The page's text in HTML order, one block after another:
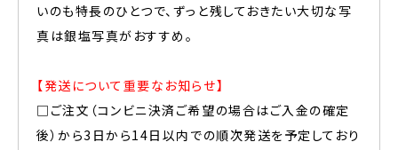
いのも特長のひとつで、ずっと残しておきたい大切な写
真は銀塩写真がおすすめ。
【発送について重要なお知らせ】
□ご注文（コンビニ決済ご希望の場合はご入金の確定
後）から3日から14日以内での順次発送を予定しており